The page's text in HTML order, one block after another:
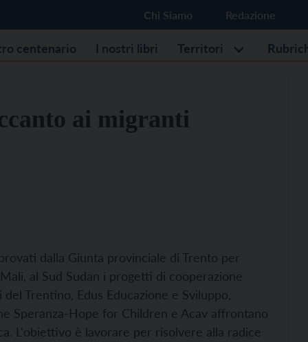
Chi Siamo Redazione
centenario I nostri libri Territori
ai migranti
dalla Giunta provinciale di Trento per
al Sud Sudan i progetti di cooperazione
Trentino, Edus Educazione e Sviluppo,
Speranza-Hope for Children e Acav affrontano
L'obiettivo è lavorare per risolvere alla radice